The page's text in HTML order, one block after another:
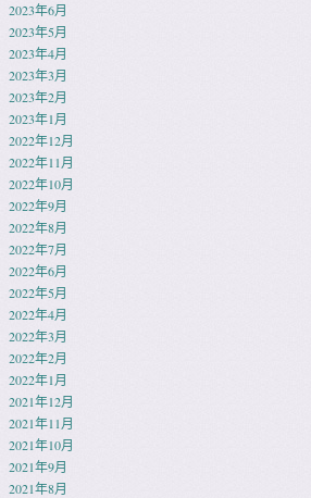
2023年6月
2023年5月
2023年4月
2023年3月
2023年2月
2023年1月
2022年12月
2022年11月
2022年10月
2022年9月
2022年8月
2022年7月
2022年6月
2022年5月
2022年4月
2022年3月
2022年2月
2022年1月
2021年12月
2021年11月
2021年10月
2021年9月
2021年8月